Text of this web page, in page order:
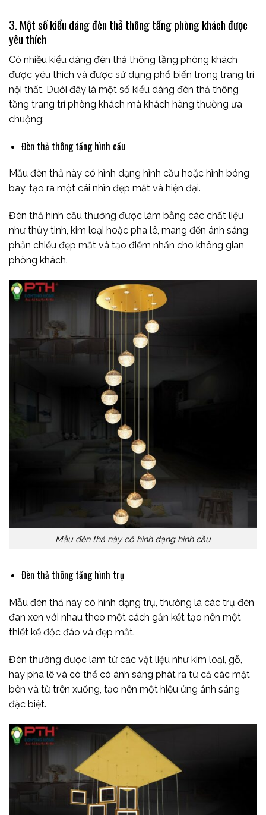
3. Một số kiểu dáng đèn thả thông tầng phòng khách được
yêu thích
Có nhiều kiểu dáng đèn thả thông tầng phòng khách
được yêu thích và được sử dụng phổ biến trong trang trí
nội thất. Dưới đây là một số kiểu dáng đèn thả thông
tầng trang trí phòng khách mà khách hàng thường ưa
chuộng:
Đèn thả thông tầng hình cầu
Mẫu đèn thả này có hình dạng hình cầu hoặc hình bóng
bay, tạo ra một cái nhìn đẹp mắt và hiện đại.
Đèn thả hình cầu thường được làm bằng các chất liệu
như thủy tinh, kim loại hoặc pha lê, mang đến ánh sáng
phản chiếu đẹp mắt và tạo điểm nhấn cho không gian
phòng khách.
Mẫu đèn thả này có hình dạng hình cầu
Đèn thả thông tầng hình trụ
Mẫu đèn thả này có hình dạng trụ, thường là các trụ đèn
đan xen với nhau theo một cách gắn kết tạo nên một
thiết kế độc đáo và đẹp mắt.
Đèn thường được làm từ các vật liệu như kim loại, gỗ,
hay pha lê và có thể có ánh sáng phát ra từ cả các mặt
bên và từ trên xuống, tạo nên một hiệu ứng ánh sáng
đặc biệt.